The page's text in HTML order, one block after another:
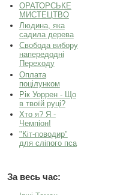
ОРАТОРСЬКЕ
МИСТЕЦТВО
Людина, яка
садила дерева
Свобода вибору
напередодні
Переходу
Оплата
поцілунком
Рік Уоррен - Що
в твоїй руці?
Хто я? Я -
Чемпіон!
"Кіт-поводир"
для сліпого пса
За весь час: